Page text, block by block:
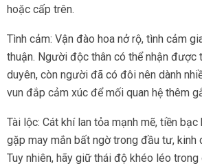
hoặc cấp trên.
Tình cảm: Vận đào hoa nở rộ, tình cảm
thuận. Người độc thân có thể nhận được
duyên, còn người đã có đôi nên dành
vun đắp cảm xúc để mối quan hệ thêm
Tài lộc: Cát khí lan tỏa mạnh mẽ, tiền bạc
gặp may mắn bất ngờ trong đầu tư, kinh
Tuy nhiên, hãy giữ thái độ khéo léo